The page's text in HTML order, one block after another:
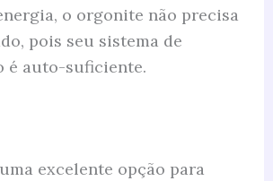
o orgonite não precisa
pois seu sistema de
é auto-suficiente.
excelente opção para